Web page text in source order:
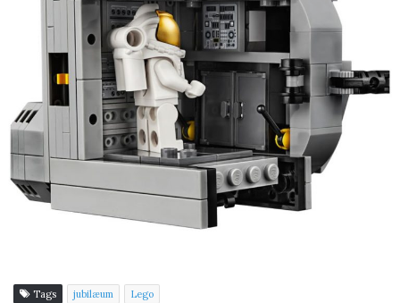
Tags jubilæum Lego